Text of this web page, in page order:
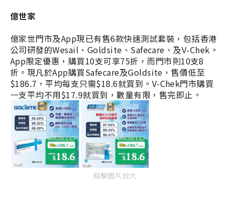
億世家
億家世門市及App現已有售6款快速測試套裝，包括香港
公司研發的Wesail、Goldsite、Safecare、及V-Chek。
App限定優惠，購買10支可享75折，而門市則10支8
折。現凡於App購買Safecare及Goldsite，售價低至
$186.7，平均每支只需$18.6就買到。V-Chek門市購買
一支平均不用$17.9就買到，數量有限，售完即止。
點擊圖片放大